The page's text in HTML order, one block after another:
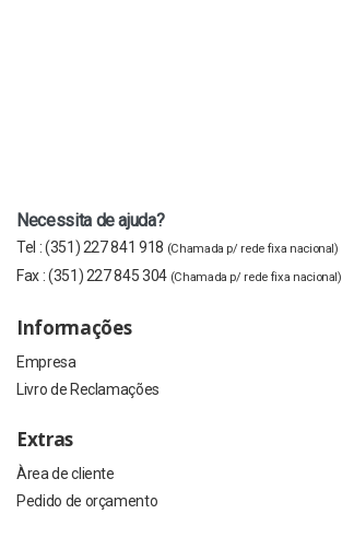
Necessita de ajuda?
Tel :(351) 227 841 918 (Chamada p/ rede fixa nacional)
Fax :(351) 227 845 304 (Chamada p/ rede fixa nacional)
Informações
Empresa
Livro de Reclamações
Extras
Àrea de cliente
Pedido de orçamento